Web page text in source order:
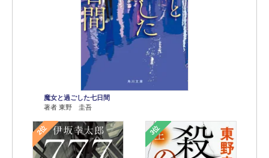
魔女と過ごした七日間
著者 東野 圭吾
2位 3位